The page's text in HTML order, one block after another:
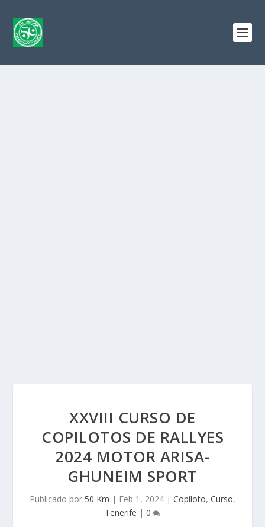
XXVIII CURSO DE
COPILOTOS DE RALLYES
2024 MOTOR ARISA-
GHUNEIM SPORT
Publicado por 50 Km | Feb 1, 2024 | Copiloto, Curso,
Tenerife | 0